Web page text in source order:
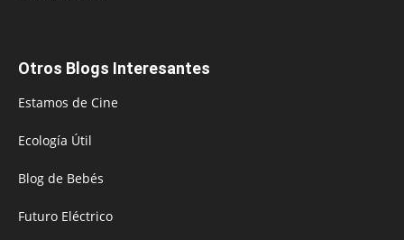
Otros Blogs Interesantes
Estamos de Cine
Ecología Útil
Blog de Bebés
Futuro Eléctrico